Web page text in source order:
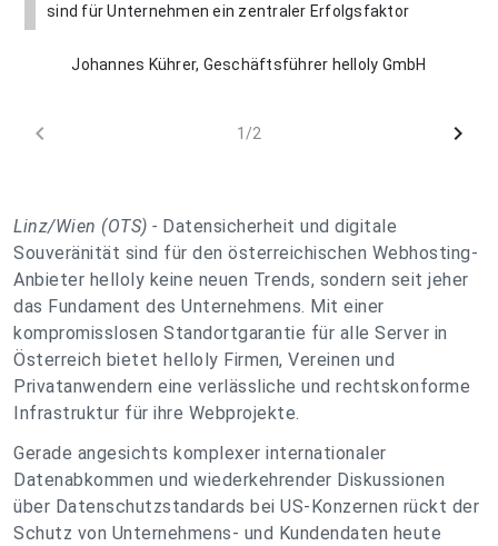
sind für Unternehmen ein zentraler Erfolgsfaktor
Johannes Kührer, Geschäftsführer helloly GmbH
chevron_left 1/2 chevron_right
Linz/Wien (OTS) - Datensicherheit und digitale
Souveränität sind für den österreichischen Webhosting-
Anbieter helloly keine neuen Trends, sondern seit jeher
das Fundament des Unternehmens. Mit einer
kompromisslosen Standortgarantie für alle Server in
Österreich bietet helloly Firmen, Vereinen und
Privatanwendern eine verlässliche und rechtskonforme
Infrastruktur für ihre Webprojekte.
Gerade angesichts komplexer internationaler
Datenabkommen und wiederkehrender Diskussionen
über Datenschutzstandards bei US-Konzernen rückt der
Schutz von Unternehmens- und Kundendaten heute